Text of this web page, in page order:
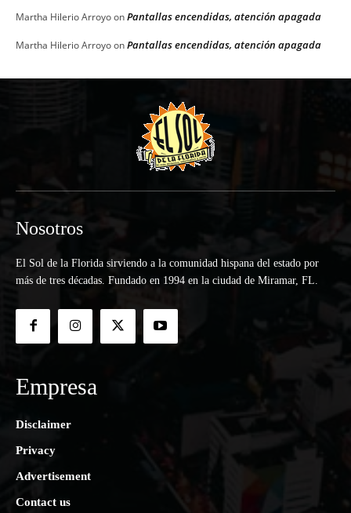
Martha Hilerio ArroyoonPantallas encendidas, atención apagada
Martha Hilerio ArroyoonPantallas encendidas, atención apagada
Nosotros
El Sol de la Florida sirviendo a la comunidad hispana del estado por
más de tres décadas. Fundado en 1994 en la ciudad de Miramar, FL.
Empresa
Disclaimer
Privacy
Advertisement
Contact us